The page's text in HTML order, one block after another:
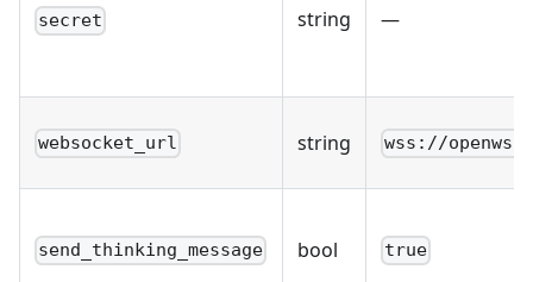
secret string —
websocket_url string wss://
send_thinking_message bool true